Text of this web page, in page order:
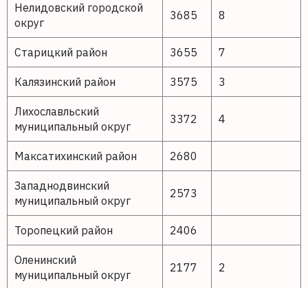
Нелидовский городской
округ
3685 8
Старицкий район 3655 7
Калязинский район 3575 3
Лихославльский
муниципальный округ
3372 4
Максатихинский район 2680
Западнодвинский
муниципальный округ
2573
Торопецкий район 2406
Оленинский
муниципальный округ
2177 2